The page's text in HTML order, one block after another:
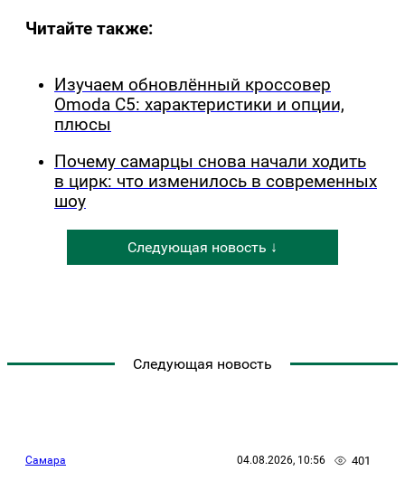
Читайте также:
Изучаем обновлённый кроссовер
Omoda C5: характеристики и опции,
плюсы
Почему самарцы снова начали ходить
в цирк: что изменилось в современных
шоу
Следующая новость ↓
Следующая новость
Самара 04.08.2026, 10:56 401